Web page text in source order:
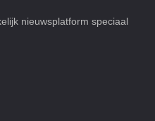
nieuwsplatform speciaal